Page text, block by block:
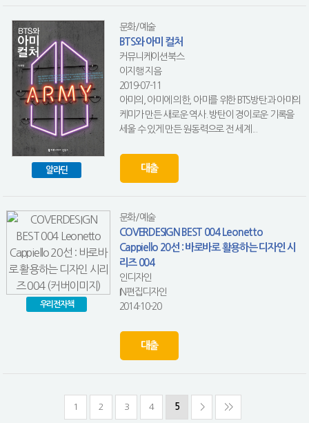
알라딘
문화/예술
BTS와 아미 컬처
커뮤니케이션북스
이지행 지음
2019-07-11
아미의, 아미에 의한, 아미를 위한 BTS방탄과 아미의
케미가 만든 새로운 역사. 방탄이 경이로운 기록을
세울 수 있게 만든 원동력으로 전 세계...
대출
우리전자책
문화/예술
COVERDESIGN BEST 004 Leonetto
Cappiello 20선 : 바로바로 활용하는 디자인 시
리즈 004
인디자인
IN편집디자인
2014-10-20
대출
1 2 3 4 5 > >>